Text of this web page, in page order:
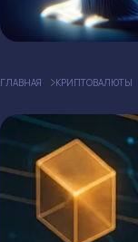
ГЛАВНАЯ КРИПТОВАЛЮТЫ